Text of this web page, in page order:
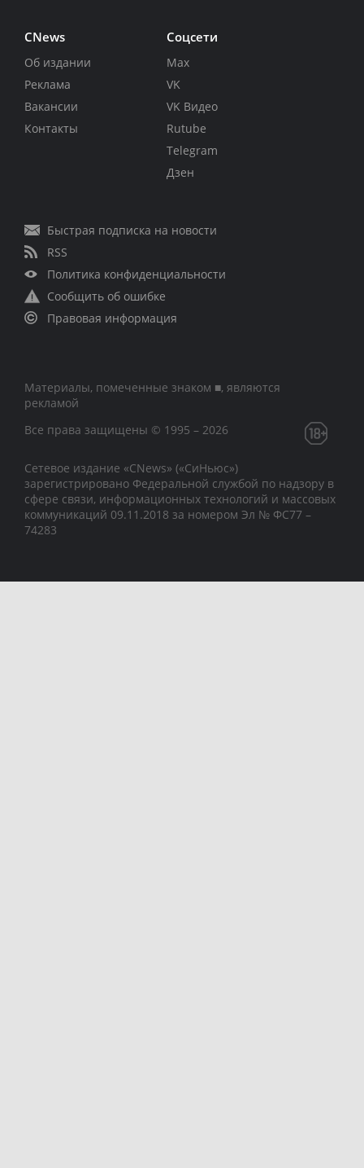
CNews
Об издании
Реклама
Вакансии
Контакты
Соцсети
Max
VK
VK Видео
Rutube
Telegram
Дзен
Быстрая подписка на новости
RSS
Политика конфиденциальности
Сообщить об ошибке
Правовая информация
Материалы, помеченные знаком ■, являются
рекламой
Все права защищены © 1995 – 2026
Сетевое издание «CNews» («СиНьюс»)
зарегистрировано Федеральной службой по надзору в
сфере связи, информационных технологий и массовых
коммуникаций 09.11.2018 за номером Эл № ФС77 –
74283